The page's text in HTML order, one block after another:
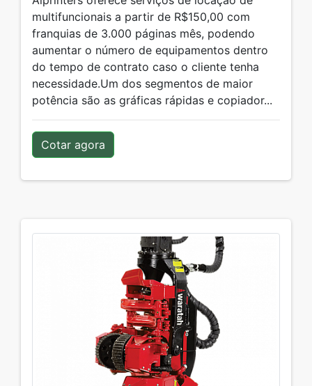
multifuncionais a partir de R$150,00 com
franquias de 3.000 páginas mês, podendo
aumentar o número de equipamentos dentro
do tempo de contrato caso o cliente tenha
necessidade.Um dos segmentos de maior
potência são as gráficas rápidas e copiador...
Cotar agora